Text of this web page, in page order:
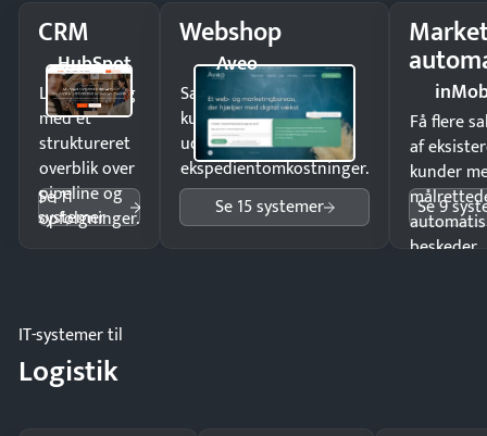
CRM
HubSpot
Luk flere salg
med et
struktureret
overblik over
pipeline og
opfølgninger.
Se 11
systemer
Webshop
Aveo
Sælg produkter 24/7 til
kunder i hele landet
uden
ekspedientomkostninger.
Se 15 systemer
Få flere
af
kunder
beskeder.
Se 9
IT-systemer til
Logistik